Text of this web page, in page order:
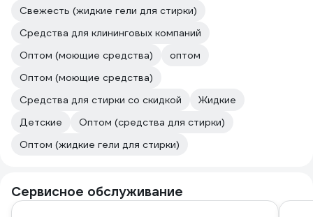
Свежесть (жидкие гели для стирки)
Средства для клининговых компаний
Оптом (моющие средства)
оптом
Оптом (моющие средства)
Средства для стирки со скидкой
Жидкие
Детские
Оптом (средства для стирки)
Оптом (жидкие гели для стирки)
Сервисное обслуживание